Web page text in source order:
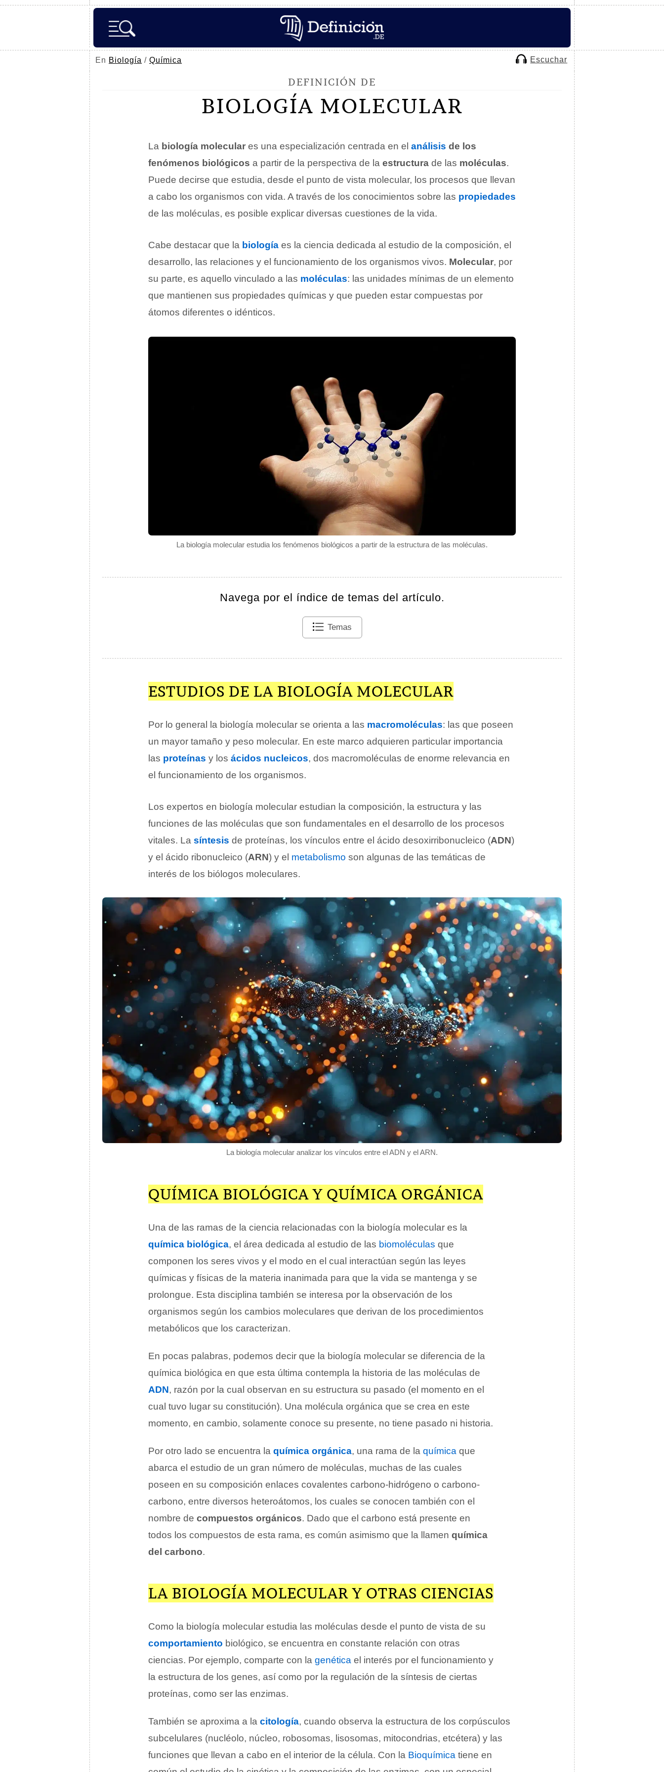
En Biología / Química Escuchar
DEFINICIÓN DE
BIOLOGÍA MOLECULAR
La biología molecular estudia los fenómenos biológicos a partir de la estructura de las moléculas.
La biología molecular es una especialización centrada en el análisis de los
fenómenos biológicos a partir de la perspectiva de la estructura de las moléculas.
Puede decirse que estudia, desde el punto de vista molecular, los procesos que llevan
a cabo los organismos con vida. A través de los conocimientos sobre las propiedades
de las moléculas, es posible explicar diversas cuestiones de la vida.
Cabe destacar que la biología es la ciencia dedicada al estudio de la composición, el
desarrollo, las relaciones y el funcionamiento de los organismos vivos. Molecular, por
su parte, es aquello vinculado a las moléculas: las unidades mínimas de un elemento
que mantienen sus propiedades químicas y que pueden estar compuestas por
átomos diferentes o idénticos.
Navega por el índice de temas del artículo.
Temas
ESTUDIOS DE LA BIOLOGÍA MOLECULAR
Por lo general la biología molecular se orienta a las macromoléculas: las que poseen
un mayor tamaño y peso molecular. En este marco adquieren particular importancia
las proteínas y los ácidos nucleicos, dos macromoléculas de enorme relevancia en
el funcionamiento de los organismos.
Los expertos en biología molecular estudian la composición, la estructura y las
funciones de las moléculas que son fundamentales en el desarrollo de los procesos
vitales. La síntesis de proteínas, los vínculos entre el ácido desoxirribonucleico (ADN)
y el ácido ribonucleico (ARN) y el metabolismo son algunas de las temáticas de
interés de los biólogos moleculares.
La biología molecular analizar los vínculos entre el ADN y el ARN.
QUÍMICA BIOLÓGICA Y QUÍMICA ORGÁNICA
Una de las ramas de la ciencia relacionadas con la biología molecular es la
química biológica, el área dedicada al estudio de las biomoléculas que
componen los seres vivos y el modo en el cual interactúan según las leyes
químicas y físicas de la materia inanimada para que la vida se mantenga y se
prolongue. Esta disciplina también se interesa por la observación de los
organismos según los cambios moleculares que derivan de los procedimientos
metabólicos que los caracterizan.
En pocas palabras, podemos decir que la biología molecular se diferencia de la
química biológica en que esta última contempla la historia de las moléculas de
ADN, razón por la cual observan en su estructura su pasado (el momento en el
cual tuvo lugar su constitución). Una molécula orgánica que se crea en este
momento, en cambio, solamente conoce su presente, no tiene pasado ni historia.
Por otro lado se encuentra la química orgánica, una rama de la química que
abarca el estudio de un gran número de moléculas, muchas de las cuales
poseen en su composición enlaces covalentes carbono-hidrógeno o carbono-
carbono, entre diversos heteroátomos, los cuales se conocen también con el
nombre de compuestos orgánicos. Dado que el carbono está presente en
todos los compuestos de esta rama, es común asimismo que la llamen química
del carbono.
LA BIOLOGÍA MOLECULAR Y OTRAS CIENCIAS
Como la biología molecular estudia las moléculas desde el punto de vista de su
comportamiento biológico, se encuentra en constante relación con otras
ciencias. Por ejemplo, comparte con la genética el interés por el funcionamiento y
la estructura de los genes, así como por la regulación de la síntesis de ciertas
proteínas, como ser las enzimas.
También se aproxima a la citología, cuando observa la estructura de los corpúsculos
subcelulares (nucléolo, núcleo, robosomas, lisosomas, mitocondrias, etcétera) y las
funciones que llevan a cabo en el interior de la célula. Con la Bioquímica tiene en